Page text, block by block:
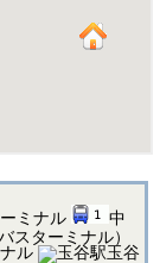
ミナル
中
スターミナル）
ル
玉谷